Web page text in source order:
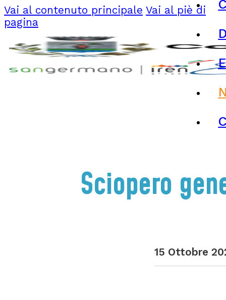
Vai al contenuto principale Vai al piè di
pagina
Sciopero
15 Ottobre